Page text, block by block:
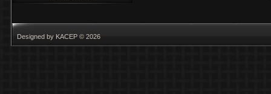
Designed by KACEP © 2026